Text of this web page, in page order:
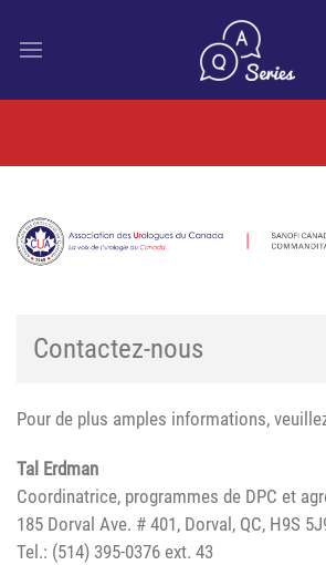
Contactez-nous
Pour de plus amples informations,
Tal Erdman
Coordinatrice, programmes de DPC et
185 Dorval Ave. # 401, Dorval, QC, H9S
Tel.: (514) 395-0376 ext. 43